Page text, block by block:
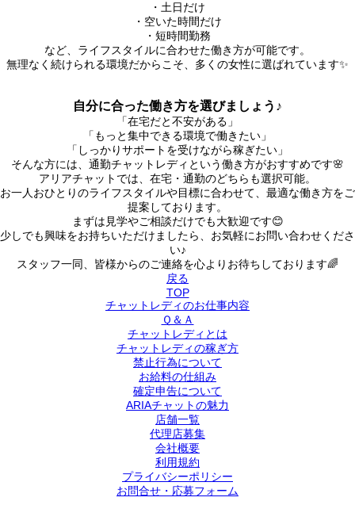
・土日だけ
・空いた時間だけ
・短時間勤務
など、ライフスタイルに合わせた働き方が可能です。
無理なく続けられる環境だからこそ、多くの女性に選ばれています✨
自分に合った働き方を選びましょう♪
「在宅だと不安がある」
「もっと集中できる環境で働きたい」
「しっかりサポートを受けながら稼ぎたい」
そんな方には、通勤チャットレディという働き方がおすすめです🌸
アリアチャットでは、在宅・通勤のどちらも選択可能。
お一人おひとりのライフスタイルや目標に合わせて、最適な働き方をご
提案しております。
まずは見学やご相談だけでも大歓迎です😊
少しでも興味をお持ちいただけましたら、お気軽にお問い合わせくださ
い♪
スタッフ一同、皆様からのご連絡を心よりお待ちしております🌈
戻る
TOP
チャットレディのお仕事内容
Ｑ＆Ａ
チャットレディとは
チャットレディの稼ぎ方
禁止行為について
お給料の仕組み
確定申告について
ARIAチャットの魅力
店舗一覧
代理店募集
会社概要
利用規約
プライバシーポリシー
お問合せ・応募フォーム